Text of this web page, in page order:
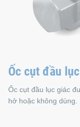
tạo lỗ với ren
biệt như vít tự
Những vít này có
DIN 609
DIN 610
Ốc cụt đầu
Ốc cụt đầu lục giác
hở hoặc không dùng.